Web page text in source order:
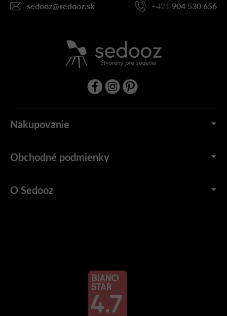
sedooz@sedooz.sk +421 904 530 656
Nakupovanie
Obchodné podmienky
O Sedooz